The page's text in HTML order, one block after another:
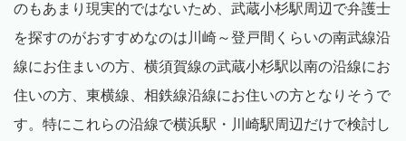
のもあまり現実的ではないため、武蔵小杉駅周辺で弁護士
を探すのがおすすめなのは川崎～登戸間くらいの南武線沿
線にお住まいの方、横須賀線の武蔵小杉駅以南の沿線にお
住いの方、東横線、相鉄線沿線にお住いの方となりそうで
す。特にこれらの沿線で横浜駅・川崎駅周辺だけで検討し